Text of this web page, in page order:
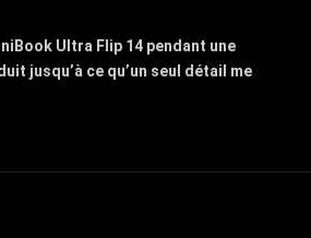
Ultra Flip 14 pendant une
jusqu’à ce qu’un seul détail me